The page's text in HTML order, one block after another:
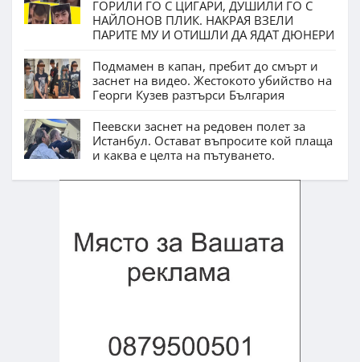
ГОРИЛИ ГО С ЦИГАРИ, ДУШИЛИ ГО С
НАЙЛОНОВ ПЛИК. НАКРАЯ ВЗЕЛИ
ПАРИТЕ МУ И ОТИШЛИ ДА ЯДАТ ДЮНЕРИ
Подмамен в капан, пребит до смърт и
заснет на видео. Жестокото убийство на
Георги Кузев разтърси България
Пеевски заснет на редовен полет за
Истанбул. Остават въпросите кой плаща
и каква е целта на пътуването.